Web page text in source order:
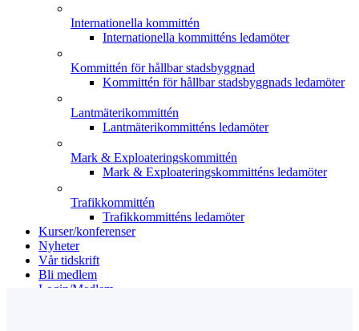
Internationella kommittén
Internationella kommitténs ledamöter
Kommittén för hållbar stadsbyggnad
Kommittén för hållbar stadsbyggnads ledamöter
Lantmäterikommittén
Lantmäterikommitténs ledamöter
Mark & Exploateringskommittén
Mark & Exploateringskommitténs ledamöter
Trafikkommittén
Trafikkommitténs ledamöter
Kurser/konferenser
Nyheter
Vår tidskrift
Bli medlem
Login/Medlem